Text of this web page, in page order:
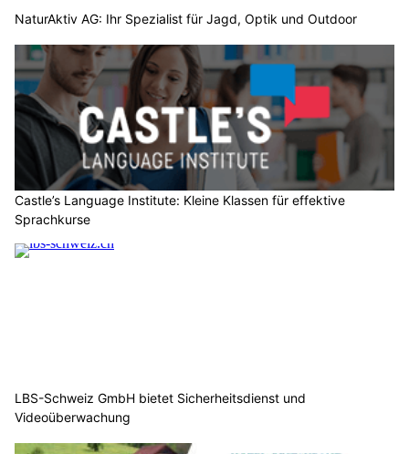
NaturAktiv AG: Ihr Spezialist für Jagd, Optik und Outdoor
Castle’s Language Institute: Kleine Klassen für effektive
Sprachkurse
LBS-Schweiz GmbH bietet Sicherheitsdienst und
Videoüberwachung